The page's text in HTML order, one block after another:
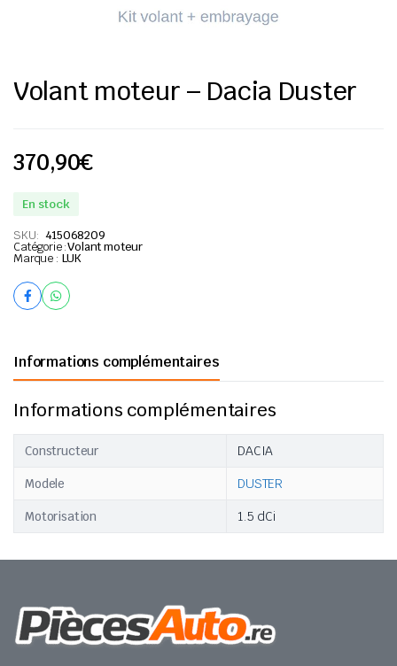
Volant moteur – Dacia Duster
370,90€
En stock
SKU: 415068209
Catégorie :Volant moteur
Marque : LUK
Informations complémentaires
Informations complémentaires
Constructeur DACIA
Modele DUSTER
Motorisation 1.5 dCi